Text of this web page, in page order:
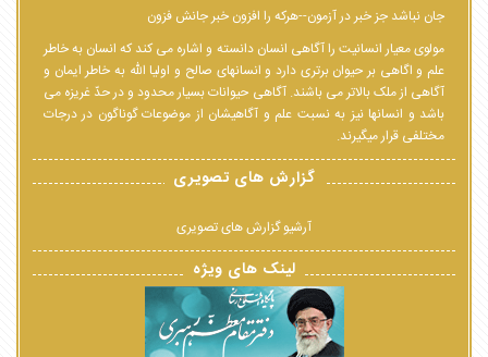
جان نباشد جز خبر در آزمون--هرکه را افزون خبر جانش فزون
مولوی معیار انسانیت را آگاهی انسان دانسته و اشاره می کند که انسان به خاطر
علم و اگاهی بر حیوان برتری دارد و انسانهای صالح و اولیا الله به خاطر ایمان و
آگاهی از ملک بالاتر می باشند. آگاهی حیوانات بسیار محدود و در حدّ غریزه می
باشد و انسانها نیز به نسبت علم و آگاهیشان از موضوعات گوناگون در درجات
مختلفی قرار میگیرند.
گزارش های تصویری
آرشیو گزارش های تصویری
لینک های ویژه